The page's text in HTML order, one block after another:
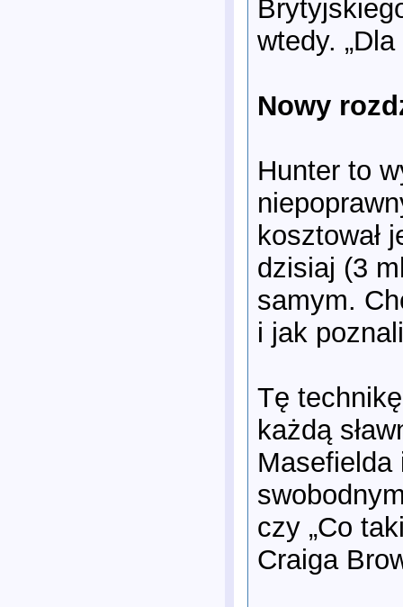
wtedy.
Nowy
Hunter to
kosztował
dzisiaj (3
samym.
i jak
Tę
każdą
Masefielda
czy „Co
Craiga